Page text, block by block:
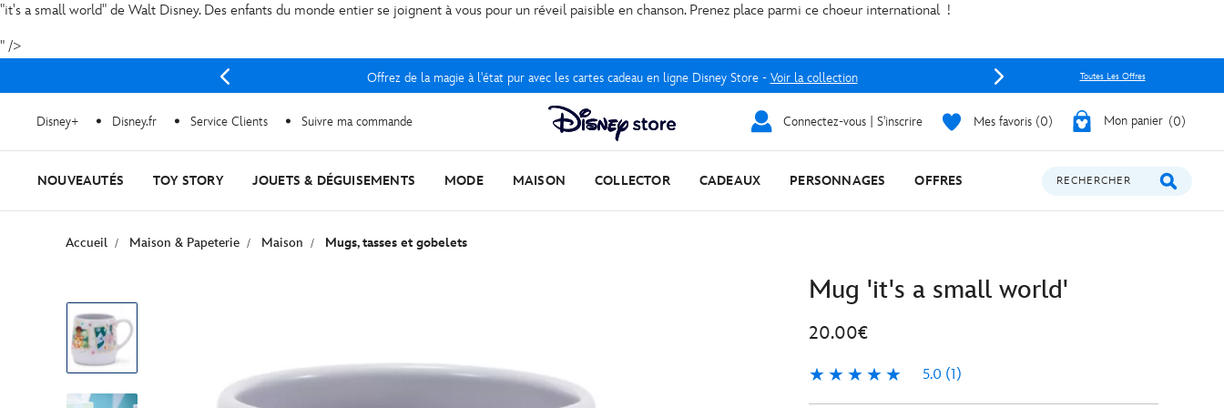
"it's a small world" de Walt Disney. Des enfants du monde entier se joignent à vous pour un réveil paisible en chanson. Prenez place parmi ce choeur international !
" />
Offrez de la magie à l'état pur avec les cartes cadeau en ligne Disney Store - Voir la collection Toutes Les Offres
Disney+ Disney.fr Service Clients Suivre ma commande Connectez-vous | S'inscrire Mes favoris 0 Mon panier 0
NOUVEAUTÉS TOY STORY JOUETS & DÉGUISEMENTS MODE MAISON COLLECTOR CADEAUX PERSONNAGES OFFRES RECHERCHER
Accueil Maison & Papeterie Maison Mugs, tasses et gobelets
Mug 'it's a small world'
20.00€
5.0 (1)
5.0